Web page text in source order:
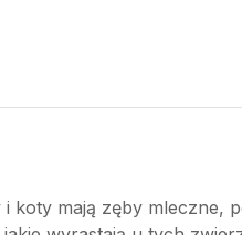
koty mają zęby